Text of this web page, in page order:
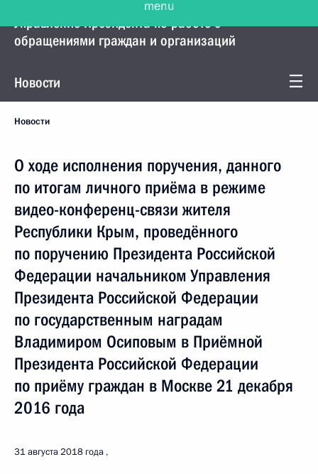
Управление Президента по работе с
обращениями граждан и организаций
Новости
Новости
О ходе исполнения поручения, данного
по итогам личного приёма в режиме
видео-конференц-связи жителя
Республики Крым, проведённого
по поручению Президента Российской
Федерации начальником Управления
Президента Российской Федерации
по государственным наградам
Владимиром Осиповым в Приёмной
Президента Российской Федерации
по приёму граждан в Москве 21 декабря
2016 года
31 августа 2018 года